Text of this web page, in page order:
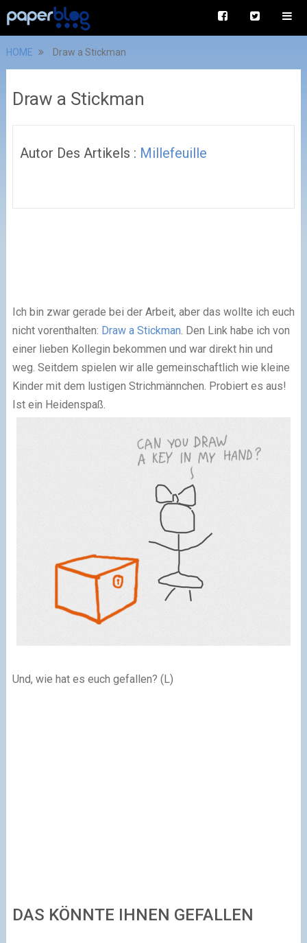
HOME Draw a Stickman
Draw a Stickman
Autor Des Artikels : Millefeuille
Ich bin zwar gerade bei der Arbeit, aber das wollte ich euch
nicht vorenthalten: Draw a Stickman. Den Link habe ich von
einer lieben Kollegin bekommen und war direkt hin und
weg. Seitdem spielen wir alle gemeinschaftlich wie kleine
Kinder mit dem lustigen Strichmännchen. Probiert es aus!
Ist ein Heidenspaß.
Und, wie hat es euch gefallen? (L)
DAS KÖNNTE IHNEN GEFALLEN